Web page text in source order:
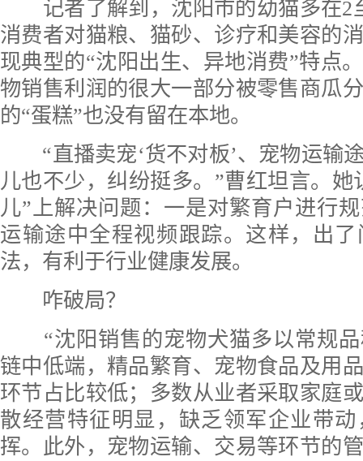
记者了解到，沈阳市的幼猫多在2
消费者对猫粮、猫砂、诊疗和美容的
现典型的“沈阳出生、异地消费”特点
物销售利润的很大一部分被零售商瓜
的“蛋糕”也没有留在本地。
“直播卖宠‘货不对板’、宠物运输
儿也不少，纠纷挺多。”曹红坦言。她
儿”上解决问题：一是对繁育户进行
运输途中全程视频跟踪。这样，出
法，有利于行业健康发展。
咋破局？
“沈阳销售的宠物犬猫多以常规品
链中低端，精品繁育、宠物食品及用
环节占比较低；多数从业者采取家庭
散经营特征明显，缺乏领军企业带
挥。此外，宠物运输、交易等环节的